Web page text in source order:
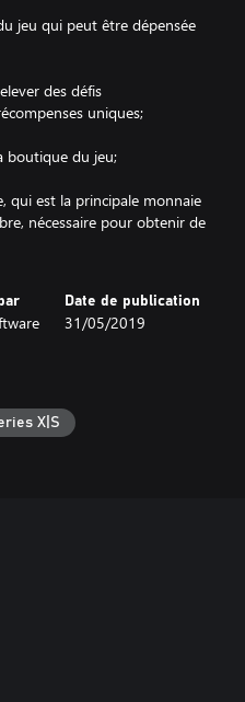
jeu qui peut être dépensée
des défis
uniques;
boutique du jeu;
qui est la principale monnaie
nécessaire pour obtenir de
Date de publication
31/05/2019
X|S